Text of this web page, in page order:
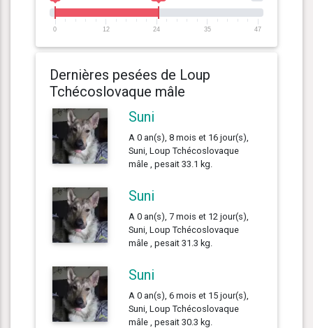
0 12 24 35 47
Dernières pesées de Loup
Tchécoslovaque mâle
Suni
A 0 an(s), 8 mois et 16 jour(s),
Suni, Loup Tchécoslovaque
mâle , pesait 33.1 kg.
Suni
A 0 an(s), 7 mois et 12 jour(s),
Suni, Loup Tchécoslovaque
mâle , pesait 31.3 kg.
Suni
A 0 an(s), 6 mois et 15 jour(s),
Suni, Loup Tchécoslovaque
mâle , pesait 30.3 kg.